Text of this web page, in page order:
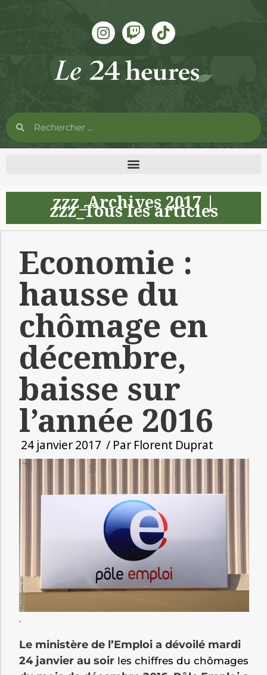
zzz_Archives 2017|
zzz_Tous les articles
Economie :
hausse du
chômage en
décembre,
baisse sur
l’année 2016
24 janvier 2017 / Par Florent Duprat
.
Le ministère de l’Emploi a dévoilé mardi
24 janvier au soir les chiffres du chômages